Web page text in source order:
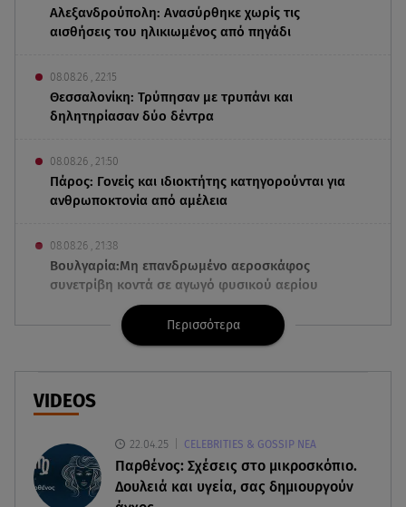
Αλεξανδρούπολη: Ανασύρθηκε χωρίς τις
αισθήσεις του ηλικιωμένος από πηγάδι
08.08.26 , 22:15
Θεσσαλονίκη: Τρύπησαν με τρυπάνι και
δηλητηρίασαν δύο δέντρα
08.08.26 , 21:50
Πάρος: Γονείς και ιδιοκτήτης κατηγορούνται για
ανθρωποκτονία από αμέλεια
08.08.26 , 21:38
Βουλγαρία:Μη επανδρωμένο αεροσκάφος
συνετρίβη κοντά σε αγωγό φυσικού αερίου
08.08.26 , 21:32
Φωτιά στην Αττικοβοιωτία: Ενέργεια ίση με έξι
ατομικές βόμβες
08.08.26 , 21:20
«Ισλαμικό ΝΑΤΟ»: Πώς επηρεάζεται η Ελλάδα
από τη νέα συμμαχία
08.08.26 , 19:19
Περισσότερα
VIDEOS
22.04.25 CELEBRITIES & GOSSIP ΝΕΑ
Παρθένος: Σχέσεις στο μικροσκόπιο.
Δουλειά και υγεία, σας δημιουργούν